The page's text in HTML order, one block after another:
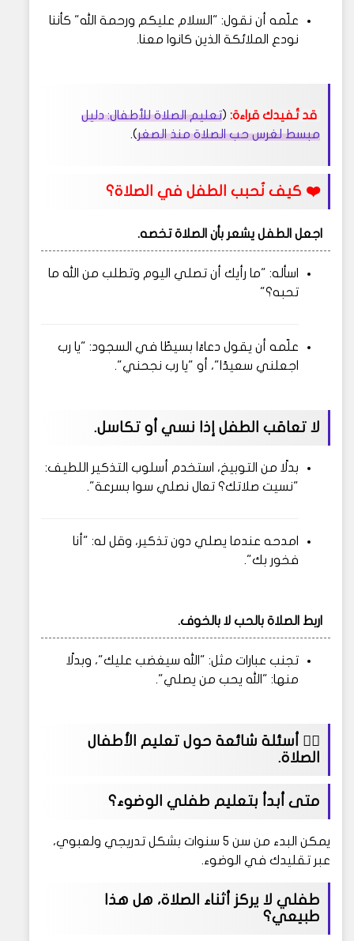
علّمه أن نقول: "السلام عليكم ورحمة الله" كأننا
نودع الملائكة الذين كانوا معنا.
قد تُفيدك قراءة: (تعليم الصلاة للأطفال: دليل
مبسط لغرس حب الصلاة منذ الصغر).
❤️ كيف نُحبب الطفل في الصلاة؟
اجعل الطفل يشعر بأن الصلاة تخصه.
اسأله: "ما رأيك أن تصلي اليوم وتطلب من الله ما
تحبه؟"
علّمه أن يقول دعاءًا بسيطًا في السجود: "يا رب
اجعلني سعيدًا"، أو "يا رب نجحني".
لا تعاقب الطفل إذا نسي أو تكاسل.
بدلًا من التوبيخ، استخدم أسلوب التذكير اللطيف:
"نسيت صلاتك؟ تعال نصلي سوا بسرعة".
امدحه عندما يصلي دون تذكير، وقل له: "أنا
فخور بك".
اربط الصلاة بالحب لا بالخوف.
تجنب عبارات مثل: "الله سيغضب عليك"، وبدلًا
منها: "الله يحب من يصلي".
🙋‍♂️ أسئلة شائعة حول تعليم الأطفال
الصلاة.
متى أبدأ بتعليم طفلي الوضوء؟
يمكن البدء من سن 5 سنوات بشكل تدريجي ولعبوي،
عبر تقليدك في الوضوء.
طفلي لا يركز أثناء الصلاة، هل هذا
طبيعي؟